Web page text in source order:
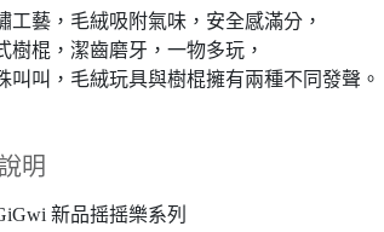
工藝，毛絨吸附氣味，安全感滿分，
樹棍，潔齒磨牙，一物多玩，
叫叫，毛絨玩具與樹棍擁有兩種不同發聲。
明
新品摇摇樂系列